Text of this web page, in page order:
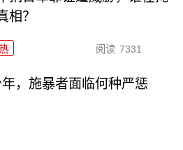
相？
阅读 7331
，施暴者面临何种严惩